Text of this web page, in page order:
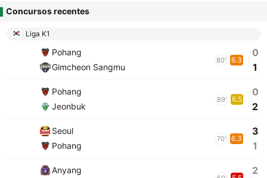
Concursos recentes
Liga K1
Pohang
Gimcheon Sangmu
80' 6.3
0
1
Pohang
Jeonbuk
89' 6.5
0
2
Seoul
Pohang
70' 6.3
3
1
Anyang
2